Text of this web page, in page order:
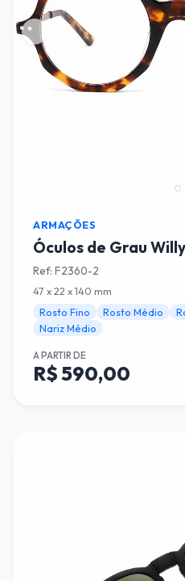
ARMAÇÕES
Óculos de Grau
Ref: F2360-2
47 x 22 x 140 mm
Rosto Fino
Rosto Médio
Nariz Médio
A PARTIR DE
R$ 590,00
Cancelar